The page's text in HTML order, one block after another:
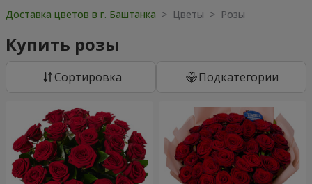
Доставка цветов в г. Баштанка > Цветы > Розы
Купить розы
Cортировка Подкатегории